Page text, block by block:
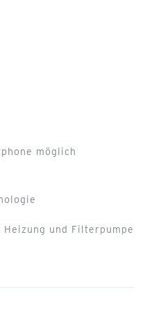
möglich
und Filterpumpe